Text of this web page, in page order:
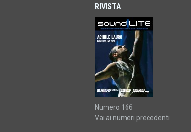
RIVISTA
Numero 166
Vai ai numeri precedenti